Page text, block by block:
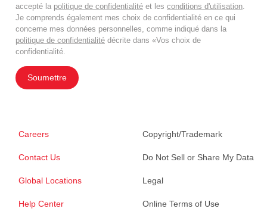
accepté la politique de confidentialité et les conditions d'utilisation
Je comprends également mes choix de confidentialité en ce qui
concerne mes données personnelles, comme indiqué dans la
politique de confidentialité décrite dans «Vos choix de
confidentialité.
Soumettre
Careers
Contact Us
Global Locations
Help Center
Copyright/Trademark
Do Not Sell or Share My Data
Legal
Online Terms of Use